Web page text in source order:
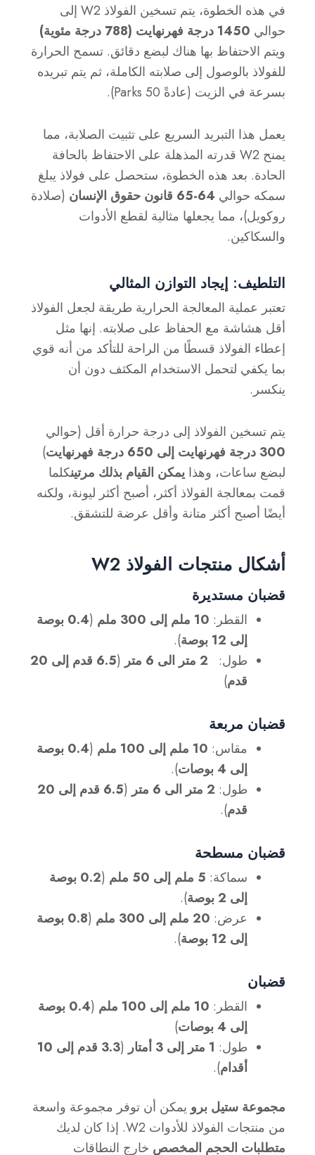
في هذه الخطوة، يتم تسخين الفولاذ W2 إلى
حوالي 1450 درجة فهرنهايت (788 درجة مئوية)
ويتم الاحتفاظ بها هناك لبضع دقائق. تسمح الحرارة
للفولاذ بالوصول إلى صلابته الكاملة، ثم يتم تبريده
بسرعة في الزيت (عادةً Parks 50).
يعمل هذا التبريد السريع على تثبيت الصلابة، مما
يمنح W2 قدرته المذهلة على الاحتفاظ بالحافة
الحادة. بعد هذه الخطوة، ستحصل على فولاذ يبلغ
سمكه حوالي 64-65 قانون حقوق الإنسان
(صلادة
روكويل)، مما يجعلها مثالية لقطع الأدوات
والسكاكين.
التلطيف: إيجاد التوازن المثالي
تعتبر عملية المعالجة الحرارية طريقة لجعل الفولاذ
أقل هشاشة مع الحفاظ على صلابته. إنها مثل
إعطاء الفولاذ قسطًا من الراحة للتأكد من أنه قوي
بما يكفي لتحمل الاستخدام المكثف دون أن
ينكسر.
يتم تسخين الفولاذ إلى درجة حرارة أقل (حوالي
300 درجة فهرنهايت إلى 650 درجة فهرنهايت
)
لبضع ساعات، وهذا يمكن القيام بذلك مرتينكلما
قمت بمعالجة الفولاذ أكثر، أصبح أكثر ليونة، ولكنه
أيضًا أصبح أكثر متانة وأقل عرضة للتشقق.
أشكال منتجات الفولاذ W2
قضبان مستديرة
القطر: 10 ملم إلى 300 ملم (
0.4 بوصة
إلى 12 بوصة
).
طول: 2 متر الى 6 متر (
6.5 قدم إلى 20
قدم)
قضبان مربعة
مقاس: 10 ملم إلى 100 ملم (
0.4 بوصة
إلى 4 بوصات
).
طول: 2 متر الى 6 متر (
6.5 قدم إلى 20
قدم).
قضبان مسطحة
سماكة: 5 ملم إلى 50 ملم (
0.2 بوصة
إلى 2 بوصة
).
عرض: 20 ملم إلى 300 ملم (
0.8 بوصة
إلى 12 بوصة
).
قضبان
القطر: 10 ملم إلى 100 ملم (
0.4 بوصة
إلى 4 بوصات
)
طول: 1 متر إلى 3 أمتار (
3.3 قدم إلى 10
أقدام).
مجموعة ستيل برو يمكن أن توفر مجموعة واسعة
من منتجات الفولاذ للأدوات W2. إذا كان لديك
متطلبات الحجم المخصص خارج النطاقات